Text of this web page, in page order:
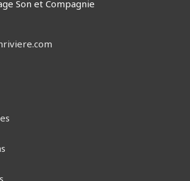
Son et Compagnie